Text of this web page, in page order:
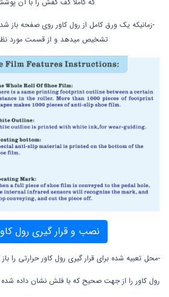
-زمانیکه یک ورق کامل از رول کاور روی صفحه
تشخیص میدهد و از قسمت مورد
نصب و قرار گیری رول
-محل تعبیه شده برای قرار گیری رول کاور حرارتی را باز
رول کاور را از جهت صحیح که با فلش نشان داده